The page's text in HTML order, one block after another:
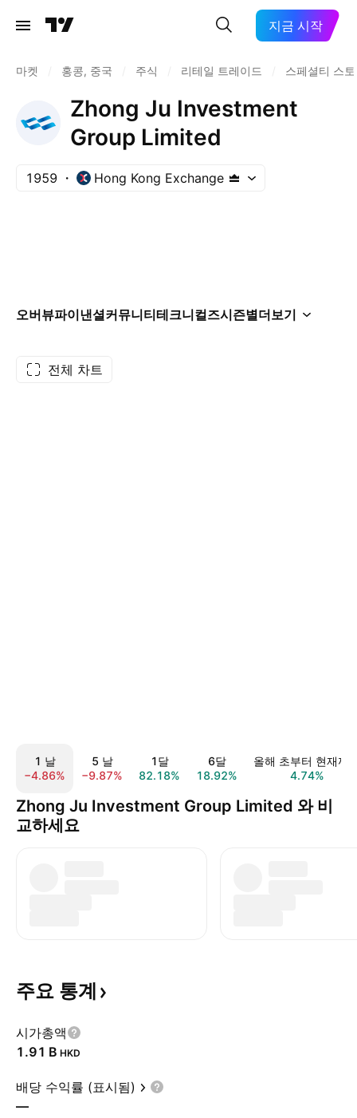
지금 시작
마켓 홍콩, 중국 주식 리테일 트레이드 스페셜티 스
Zhong Ju Investment
Group Limited
1959 Hong Kong Exchange
오버뷰파이낸셜커뮤니티테크니컬즈시즌별더보기
전체 차트
1 날
−4.86%
5 날
−9.87%
1달
82.18%
6달
18.92%
올해 초부터 현재까
4.74%
Zhong Ju Investment Group Limited 와 비
교하세요
주요 통계
시가총액
‪1.91 B‬ HKD
배당 수익률 (표시됨)
—